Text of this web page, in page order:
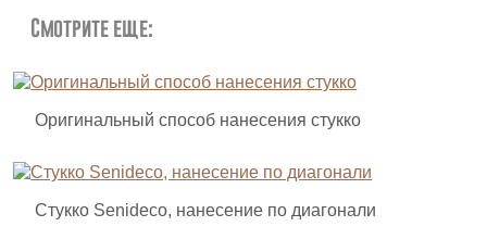
Смотрите еще:
Оригинальный способ нанесения стукко
Стукко Senideco, нанесение по диагонали